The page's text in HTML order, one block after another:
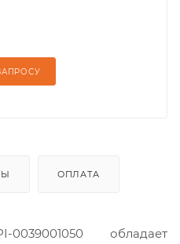
ОПЛАТА
обладает